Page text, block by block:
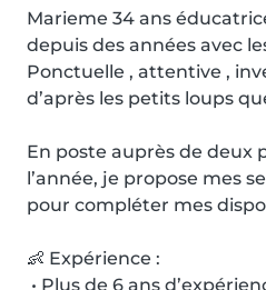
Marieme 34 ans
depuis des années avec
Ponctuelle , attentive ,
d’après les petits loups
En poste auprès de deux
l’année, je propose mes
pour compléter mes
👶 Expérience :